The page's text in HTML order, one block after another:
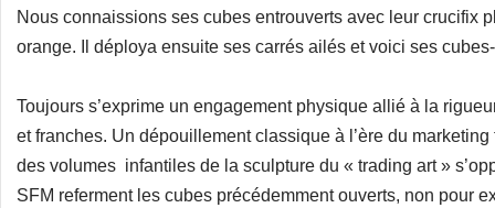
Nous connaissions ses cubes entrouverts avec leur crucifix
orange. Il déploya ensuite ses carrés ailés et voici ses
Toujours s’exprime un engagement physique allié à la
et franches. Un dépouillement classique à l’ère du
des volumes infantiles de la sculpture du « trading art »
SFM referment les cubes précédemment ouverts, non pour